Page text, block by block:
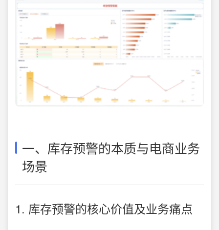
一、库存预警的本质与电商业务
场景
1. 库存预警的核心价值及业务痛点